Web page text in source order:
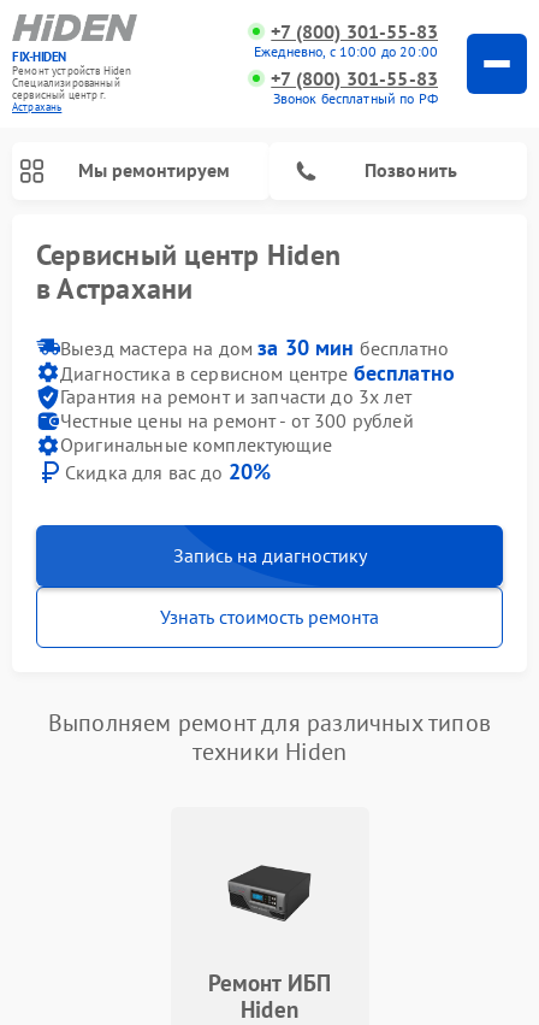
FIX-HIDEN
Ремонт устройств Hiden
Специализированный
cервисный центр г.
Астрахань
+7 (800) 301-55-83
Ежедневно, с 10:00 до 20:00
+7 (800) 301-55-83
Звонок бесплатный по РФ
Мы ремонтируем Позвонить
Сервисный центр Hiden
в Астрахани
Выезд мастера на домза 30 мин бесплатно
Диагностика в сервисном центре бесплатно
Гарантия на ремонт и запчасти до 3х лет
Честные цены на ремонт - от 300 рублей
Оригинальные комплектующие
Скидка для вас до 20%
Запись на диагностику
Узнать стоимость ремонта
Выполняем ремонт для различных типов
техники Hiden
Ремонт ИБП
Hiden